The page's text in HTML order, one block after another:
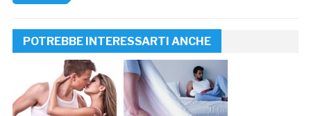
POTREBBE INTERESSARTI ANCHE